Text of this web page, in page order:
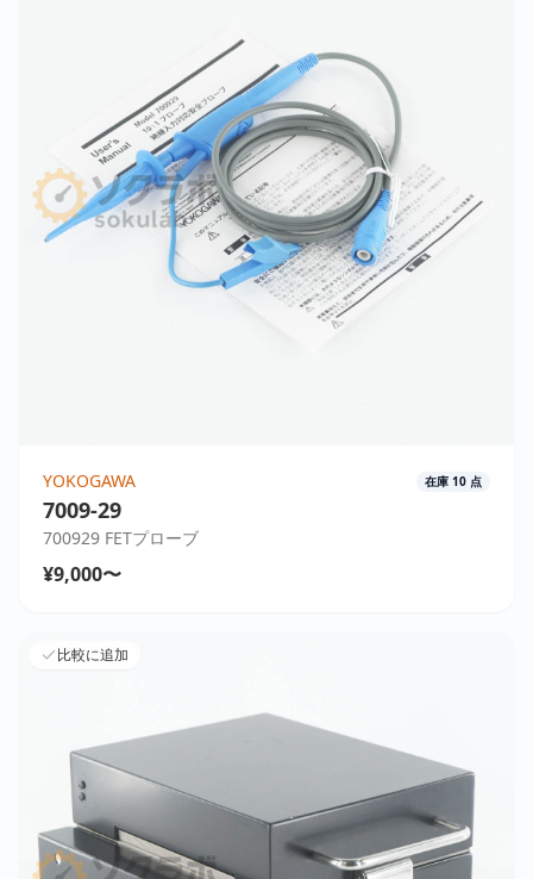
YOKOGAWA 在庫 10 点
7009-29
700929 FETプローブ
¥9,000〜
比較に追加